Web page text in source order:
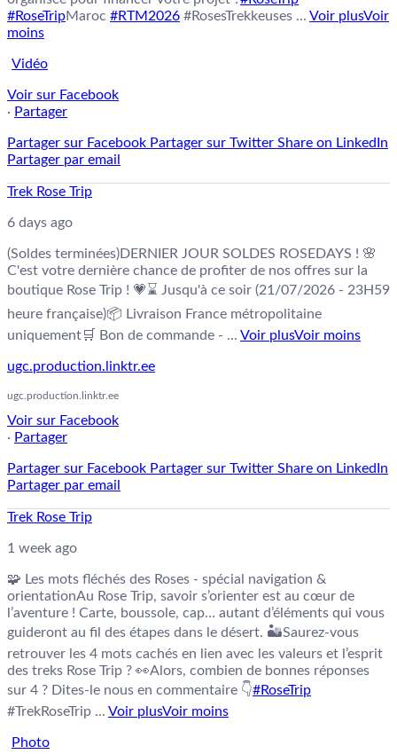
#RoseTripMaroc #RTM2026 #RosesTrekkeuses ... Voir plusVoir
moins
Vidéo
Voir sur Facebook
· Partager
Partager sur Facebook Partager sur Twitter Share on LinkedIn
Partager par email
Trek Rose Trip
6 days ago
(Soldes terminées)DERNIER JOUR SOLDES ROSEDAYS ! 🌸
C'est votre dernière chance de profiter de nos offres sur la
boutique Rose Trip ! 💗 ⌛ Jusqu'à ce soir (21/07/2026 - 23H59
heure française)📦 Livraison France métropolitaine
uniquement🛒 Bon de commande - ... Voir plusVoir moins
ugc.production.linktr.ee
ugc.production.linktr.ee
Voir sur Facebook
· Partager
Partager sur Facebook Partager sur Twitter Share on LinkedIn
Partager par email
Trek Rose Trip
1 week ago
🧩 Les mots fléchés des Roses - spécial navigation &
orientationAu Rose Trip, savoir s’orienter est au cœur de
l’aventure ! Carte, boussole, cap… autant d’éléments qui vous
guideront au fil des étapes dans le désert. 🏜️Saurez-vous
retrouver les 4 mots cachés en lien avec les valeurs et l’esprit
des treks Rose Trip ? 👀Alors, combien de bonnes réponses
sur 4 ? Dites-le nous en commentaire 👇#RoseTrip
#TrekRoseTrip ... Voir plusVoir moins
Photo